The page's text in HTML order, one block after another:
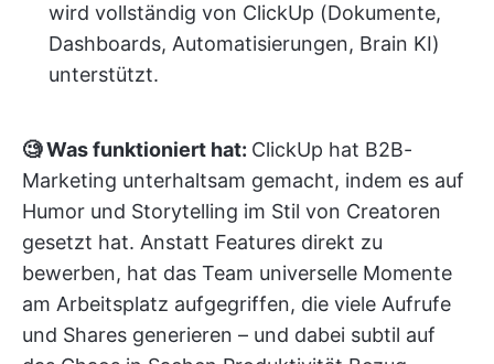
wird vollständig von ClickUp (Dokumente,
Dashboards, Automatisierungen, Brain KI)
unterstützt.
🧐 Was funktioniert hat: ClickUp hat B2B-
Marketing unterhaltsam gemacht, indem es auf
Humor und Storytelling im Stil von Creatoren
gesetzt hat. Anstatt Features direkt zu
bewerben, hat das Team universelle Momente
am Arbeitsplatz aufgegriffen, die viele Aufrufe
und Shares generieren – und dabei subtil auf